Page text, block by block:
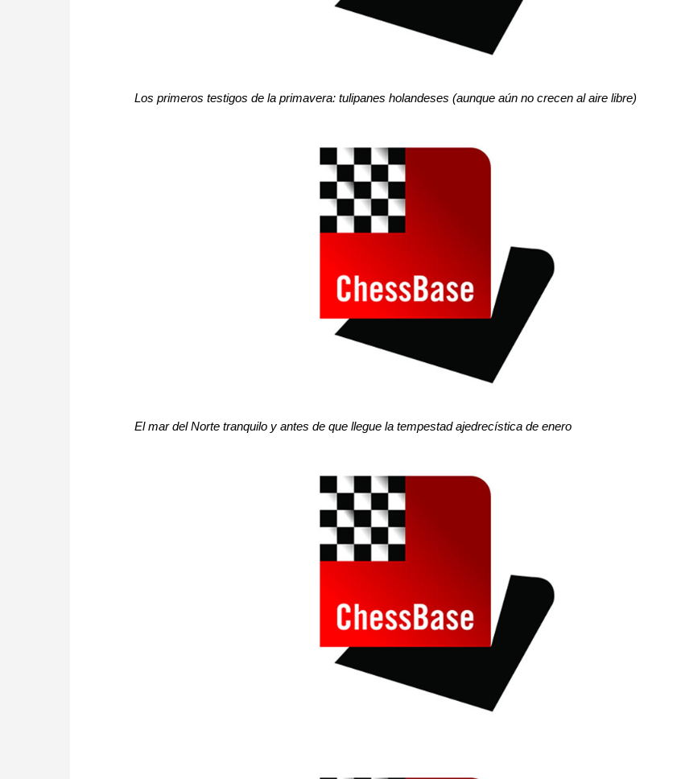
Los primeros testigos de la primavera: tulipanes holandeses (aunque aún no crecen al aire libre)
El mar del Norte tranquilo y antes de que llegue la tempestad ajedrecística de enero